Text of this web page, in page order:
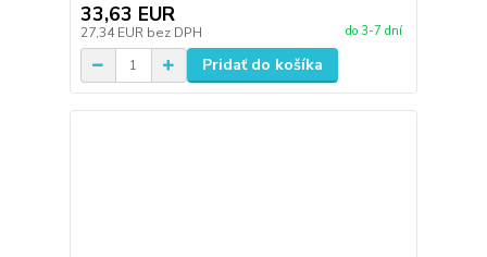
33,63 EUR
27,34 EUR bez DPH do 3-7 dní
Pridať do košíka